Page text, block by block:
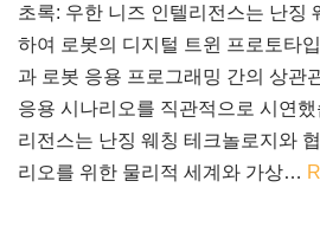
초록: 우한 니즈 인텔리전스는 난징
하여 로봇의 디지털 트윈 프로토타
과 로봇 응용 프로그래밍 간의 상관
응용 시나리오를 직관적으로 시연
리전스는 난징 웨칭 테크놀로지와
리오를 위한 물리적 세계와 가상…